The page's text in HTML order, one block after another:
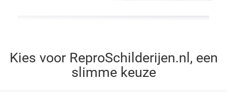
Kies voor ReproSchilderijen.nl, een
slimme keuze